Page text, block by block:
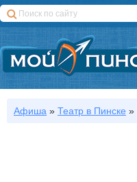
Афиша » Театр в Пинске »